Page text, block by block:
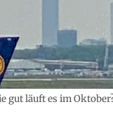
gut läuft es im